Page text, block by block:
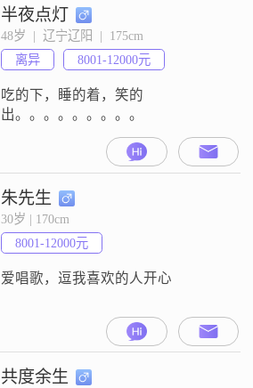
重可靠，成熟稳重，对待生活和工
作都秉持着认真负责的态度
##3002##我追求的是稳定安逸的生
活，喜欢在闲暇之余外出旅行，感
受不同地方的风
半夜点灯
48岁  |  辽宁辽阳  |  175cm
离异
8001-12000元
吃的下，睡的着，笑的
出。。。。。。。。。
朱先生
30岁 | 170cm
8001-12000元
爱唱歌，逗我喜欢的人开心
共度余生